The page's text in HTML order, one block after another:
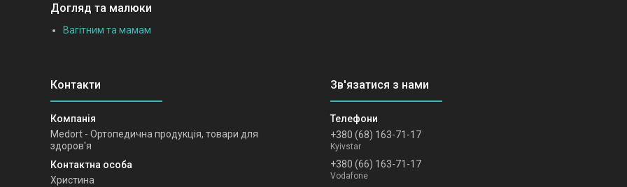
Догляд та малюки
Вагітним та мамам
Medort - Ортопедична продукція, товари для
здоров'я
Христина
+380 (68) 163-71-17
Kyivstar
+380 (66) 163-71-17
Vodafone